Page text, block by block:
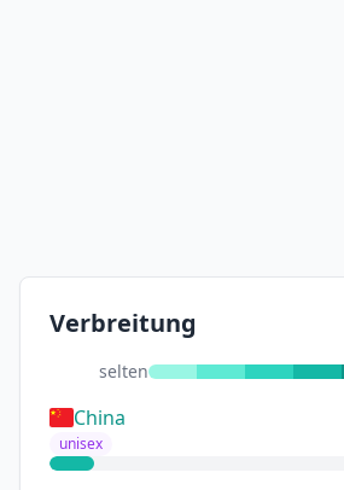
Verbreitung
selten
China
unisex